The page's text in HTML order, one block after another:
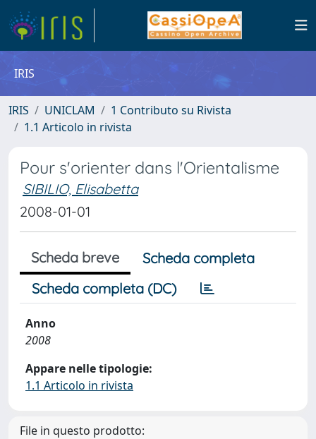
IRIS
IRIS UNICLAM
1 Contributo su Rivista
1.1 Articolo in rivista
Pour s'orienter dans l'Orientalisme
SIBILIO, Elisabetta
2008-01-01
Scheda breve
Scheda completa
Scheda completa (DC)
Anno
2008
Appare nelle tipologie:
1.1 Articolo in rivista
File in questo prodotto: